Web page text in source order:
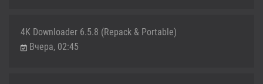
4K Downloader 6.5.8 (Repack & Portable)
Вчера, 02:45